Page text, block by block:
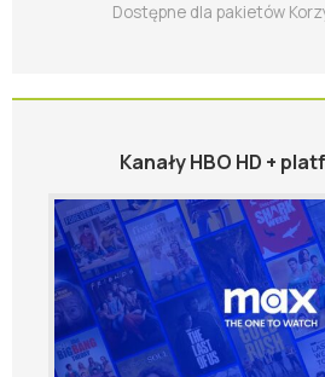
Dostępne dla pakietów
Kanały HBO HD +